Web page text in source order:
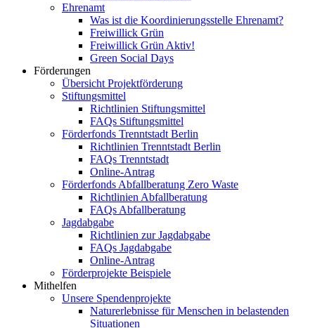
Ehrenamt
Was ist die Koordinierungsstelle Ehrenamt?
Freiwillick Grün
Freiwillick Grün Aktiv!
Green Social Days
Förderungen
Übersicht Projektförderung
Stiftungsmittel
Richtlinien Stiftungsmittel
FAQs Stiftungsmittel
Förderfonds Trenntstadt Berlin
Richtlinien Trenntstadt Berlin
FAQs Trenntstadt
Online-Antrag
Förderfonds Abfallberatung Zero Waste
Richtlinien Abfallberatung
FAQs Abfallberatung
Jagdabgabe
Richtlinien zur Jagdabgabe
FAQs Jagdabgabe
Online-Antrag
Förderprojekte Beispiele
Mithelfen
Unsere Spendenprojekte
Naturerlebnisse für Menschen in belastenden
Situationen